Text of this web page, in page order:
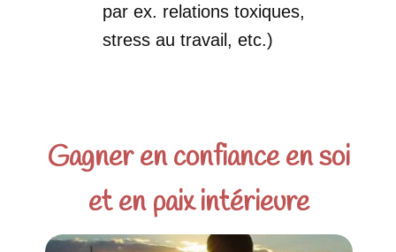
par ex. relations toxiques,
stress au travail, etc.)
Gagner en confiance en soi
et en paix intérieure